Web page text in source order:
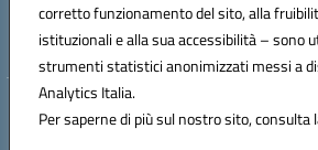
corretto funzionamento del sito, alla
istituzionali e alla sua accessibilità – sono
strumenti statistici anonimizzati messi a
Analytics Italia.
Per saperne di più sul nostro sito, consulta
Codice meccanografico: RMPS19000T
Codice fiscale: 80230950588
Hosting & Powered by 3D
Concept & Design by